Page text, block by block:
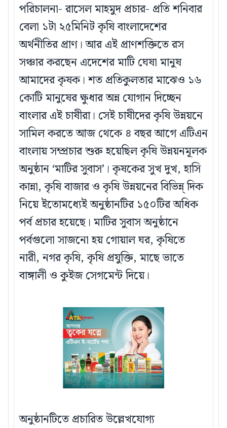
পরিচালনা- রাসেল মাহমুদ প্রচার- প্রতি শনিবার
বেলা ১টা ২৫মিনিট কৃষি বাংলাদেশের
অর্থনীতির প্রাণ। আর এই প্রাণশক্তিতে রস
সঞ্চার করছেন এদেশের মাটি ঘেষা মানুষ
আমাদের কৃষক। শত প্রতিকুলতার মাঝেও ১৬
কোটি মানুষের ক্ষুধার অন্ন যোগান দিচ্ছেন
বাংলার এই চাষীরা। সেই চাষীদের কৃষি উন্নয়নে
সামিল করতে আজ থেকে ৪ বছর আগে এটিএন
বাংলায় সম্প্রচার শুরু হয়েছিল কৃষি উন্নয়নমূলক
অনুষ্ঠান ‘মাটির সুবাস’। কৃষকের সুখ দুখ, হাসি
কান্না, কৃষি বাজার ও কৃষি উন্নয়নের বিভিন্ন্ দিক
নিয়ে ইতোমধ্যেই অনুষ্ঠানটির ১৫০টির অধিক
পর্ব প্রচার হয়েছে। মাটির সুবাস অনুষ্ঠানে
পর্বগুলো সাজনো হয় গোয়াল ঘর, কৃষিতে
নারী, নগর কৃষি, কৃষি প্রযুক্তি, মাছে ভাতে
বাঙ্গালী ও কুইজ সেগমেন্ট দিয়ে।
অনুষ্ঠানটিতে প্রচারিত উল্লেখযোগ্য